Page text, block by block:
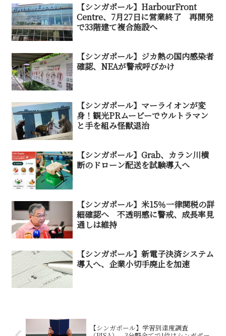
【シンガポール】HarbourFront
Centre、7月27日に営業終了 再開発
で33階建て複合施設へ
【シンガポール】ジカ熱の国内感染者
確認、NEAが警戒呼びかけ
【シンガポール】マーライオンが変
身！観光PRムービーでウルトラマン
と手を組み怪獣退治
【シンガポール】Grab、カラン川横
断のドローン配送を試験導入へ
【シンガポール】米15％一律関税の詳
細確認へ 不透明感に警戒、成長率見
通しは維持
【シンガポール】新電子決済システム
導入へ、企業小切手廃止を加速
【シンガポール】学習到達度調査